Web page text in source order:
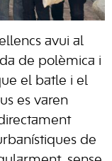
avui al
de polèmica i
el batle i el
es varen
de